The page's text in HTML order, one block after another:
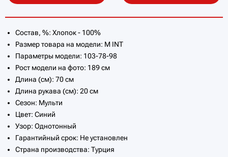
Состав, %: Хлопок - 100%
Размер товара на модели: M INT
Параметры модели: 103-78-98
Рост модели на фото: 189 см
Длина (см): 70 см
Длина рукава (см): 20 см
Сезон: Мульти
Цвет: Синий
Узор: Однотонный
Гарантийный срок: Не установлен
Страна производства: Турция